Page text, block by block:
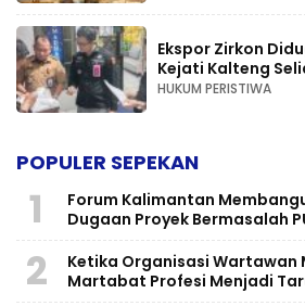
Ekspor Zirkon
Kejati Kalteng
HUKUM PERISTIWA
POPULER SEPEKAN
1
Forum Kalimantan
Dugaan Proyek Bermasalah
2
Ketika Organisasi Wartawan
Martabat Profesi Menjadi